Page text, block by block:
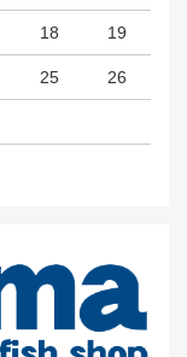
18 19
25 26